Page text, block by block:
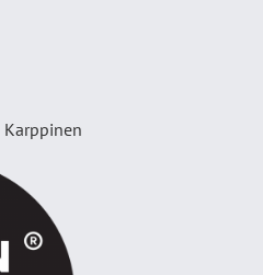
Karppinen